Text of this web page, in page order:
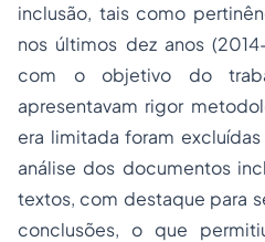
inclusão, tais como
nos últimos dez anos
com o objetivo do
apresentavam rigor
era limitada foram
análise dos documentos
textos, com destaque para
conclusões, o que